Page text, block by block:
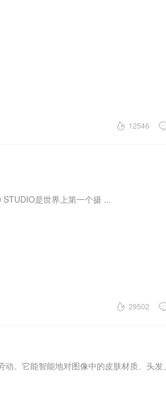
12546
是世界上第一个摄 ...
29502
。它能智能地对图像中的皮肤材质、头发、